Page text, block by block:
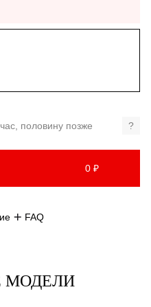
половину позже ?
0 ₽
FAQ
МОДЕЛИ